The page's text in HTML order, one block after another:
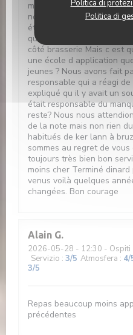
Politica di
Politica di
même pas de sucre glace
nous avons redemandé à
étaient compris dans le
que oui. Mais plus de café
côté brasserie Mais c est
une école d application
jeunes ? Nous avons fait
responsable qui a réagi
expliqué qu il y avait un
était responsable du
reste? Nous nous
de la note mais non rien
habitués de ker lann à
sommes au regret de
toujours très bien bon
moins cher Terminé
venus voilà quelques
changées. Bon courage
Alain G
2026-05-28 - 12:30 - Ospiti
Servizio : 3/5 Atmosfera : 4/
3/5
Repas beaucoup moins
précédentes